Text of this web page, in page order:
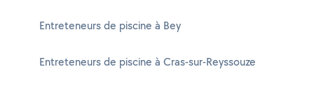
Entreteneurs de piscine à Bey
Entreteneurs de piscine à Cras-sur-Reyssouze